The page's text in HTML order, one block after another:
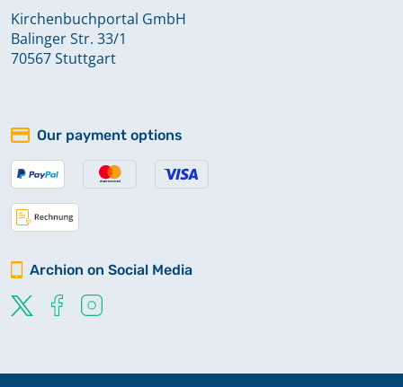
Kirchenbuchportal GmbH
Balinger Str. 33/1
70567 Stuttgart
Our payment options
Archion on Social Media